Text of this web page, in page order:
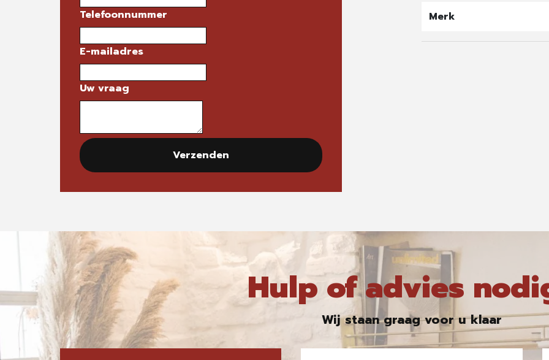
Telefoonnummer
E-mailadres
Uw vraag
Verzenden
Merk
Hulp of advies
Wij staan graag voor u klaar